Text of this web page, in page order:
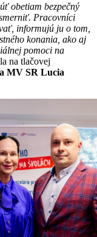
obetiam bezpečný
Pracovníci
informujú ju o tom,
konania, ako aj
pomoci na
na tlačovej
MV SR Lucia